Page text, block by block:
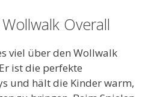
Overall
viel über den Wollwalk
ist die perfekte
und hält die Kinder warm,